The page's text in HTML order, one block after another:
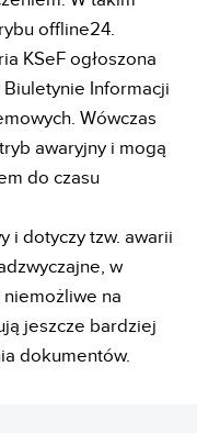
offline24.
KSeF ogłoszona
Informacji
Wówczas
awaryjny i mogą
do czasu
i dotyczy tzw. awarii
w
na
jeszcze bardziej
dokumentów.